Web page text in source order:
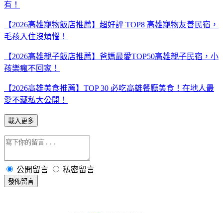
有！
【2026高雄寵物飯店推薦】超好評 TOP8 高雄寵物友善民宿，
毛孩入住沒煩惱！
【2026高雄親子飯店推薦】爸媽最愛TOP50高雄親子民宿，小
孩樂瘋不回家！
【2026高雄美食推薦】TOP 30 必吃高雄餐廳美食！在地人最
愛不藏私大公開！
載入更多
公開留言 私密留言
發佈留言